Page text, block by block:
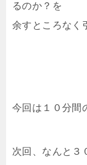
るのか？を
余すところなく
今回は１０分間
次回、なんと３